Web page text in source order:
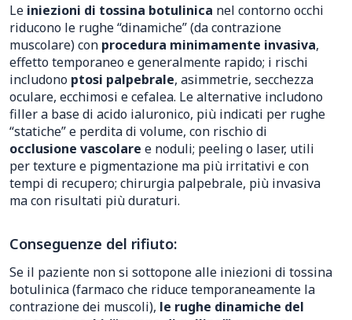
Le iniezioni di tossina botulinica nel contorno occhi
riducono le rughe “dinamiche” (da contrazione
muscolare) con procedura minimamente invasiva,
effetto temporaneo e generalmente rapido; i rischi
includono ptosi palpebrale, asimmetrie, secchezza
oculare, ecchimosi e cefalea. Le alternative includono
filler a base di acido ialuronico, più indicati per rughe
“statiche” e perdita di volume, con rischio di
occlusione vascolare e noduli; peeling o laser, utili
per texture e pigmentazione ma più irritativi e con
tempi di recupero; chirurgia palpebrale, più invasiva
ma con risultati più duraturi.
Conseguenze del rifiuto:
Se il paziente non si sottopone alle iniezioni di tossina
botulinica (farmaco che riduce temporaneamente la
contrazione dei muscoli), le rughe dinamiche del